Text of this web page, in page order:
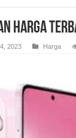
Harga
2023 Harga